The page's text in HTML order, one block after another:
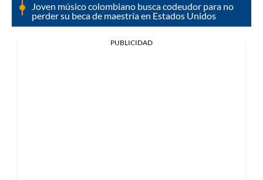
Joven músico colombiano busca codeudor para no
perder su beca de maestría en Estados Unidos
PUBLICIDAD